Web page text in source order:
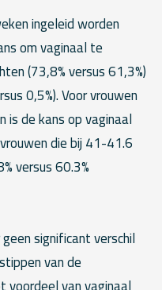
ingeleid worden
om vaginaal te
(73,8% versus 61,3%)
0,5%). Voor vrouwen
is de kans op vaginaal
die bij 41-41.6
versus 60.3%
significant verschil
van de